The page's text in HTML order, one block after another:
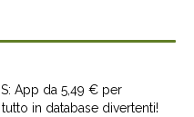
App da 5,49 € per
in database divertenti!